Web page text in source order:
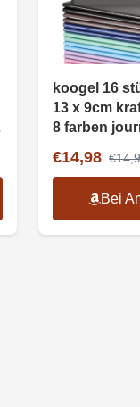
koogel 16
13 x 9cm
8 farben
€14,98
Bei